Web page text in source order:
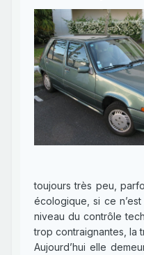
toujours très peu,
écologique, si ce
niveau du contrôle
trop contraignantes, la
Aujourd’hui elle